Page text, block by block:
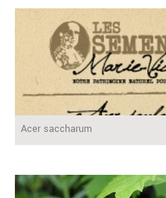
Acer saccharum